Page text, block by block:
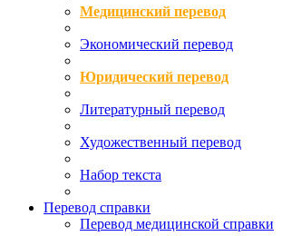
Медицинский перевод
Экономический перевод
Юридический перевод
Литературный перевод
Художественный перевод
Набор текста
Перевод справки
Перевод медицинской справки